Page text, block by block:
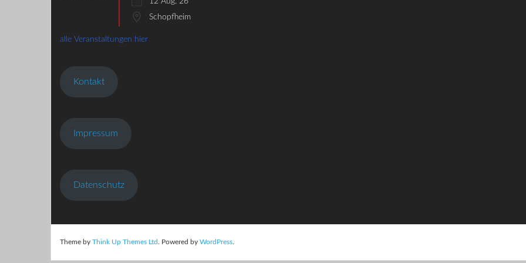
Schopfheim
alle Veranstaltungen hier
Kontakt
Impressum
Datenschutz
Theme by Think Up Themes Ltd . Powered by WordPress